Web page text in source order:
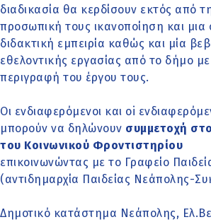
διαδικασία θα κερδίσουν εκτός από
προσωπική τους ικανοποίηση και μια
διδακτική εμπειρία καθώς και μία
εθελοντικής εργασίας από το δήμο
περιγραφή του έργου τους.
Οι ενδιαφερόμενοι και oi
μπορούν να δηλώνουν συμμετοχή
του Κοινωνικού Φροντιστηρίου
επικοινωνώντας με το Γραφείο
(αντιδημαρχία Παιδείας Νεάπολης-
Δημοτικό κατάστημα Νεάπολης,